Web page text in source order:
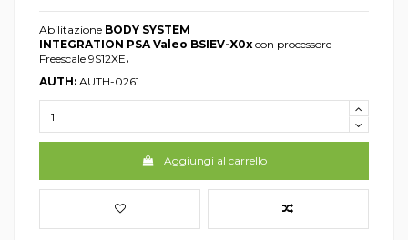
Abilitazione BODY SYSTEM
INTEGRATION PSA Valeo BSIEV-X0x con processore
Freescale 9S12XE.
AUTH: AUTH-0261
Aggiungi al carrello